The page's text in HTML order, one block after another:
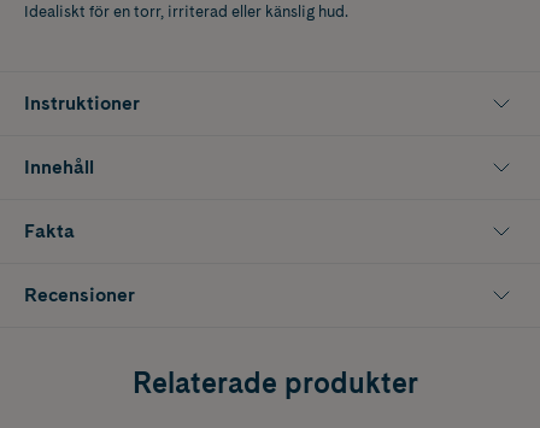
Idealiskt för en torr, irriterad eller känslig hud.
Instruktioner
Innehåll
Fakta
Recensioner
Relaterade produkter